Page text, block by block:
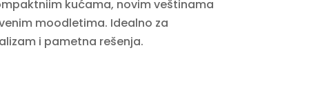
kućama, novim veštinama
moodletima. Idealno za
i pametna rešenja.